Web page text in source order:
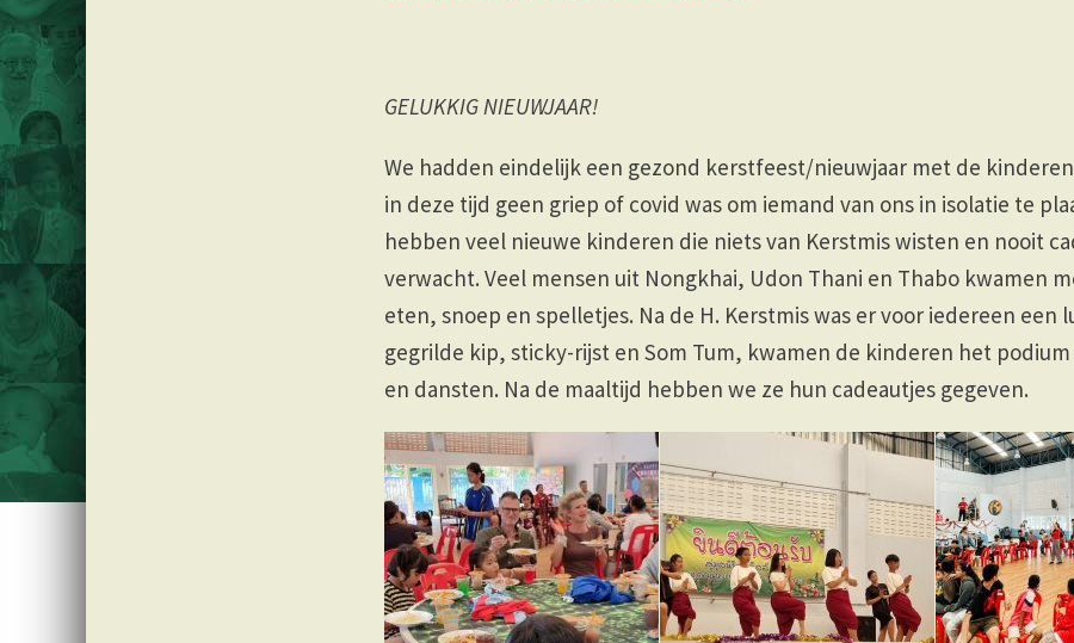
GELUKKIG NIEUWJAAR!
We hadden eindelijk een gezond kerstfeest/nieuwjaar met de
in deze tijd geen griep of covid was om iemand van ons in isolatie te
hebben veel nieuwe kinderen die niets van Kerstmis wisten en nooit
verwacht. Veel mensen uit Nongkhai, Udon Thani en Thabo kwamen
eten, snoep en spelletjes. Na de H. Kerstmis was er voor iedereen een
gegrilde kip, sticky-rijst en Som Tum, kwamen de kinderen het
en dansten. Na de maaltijd hebben we ze hun cadeautjes gegeven.